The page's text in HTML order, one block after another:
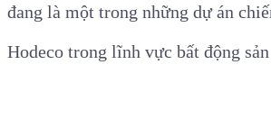
đang là một trong những dự án
Hodeco trong lĩnh vực bất động